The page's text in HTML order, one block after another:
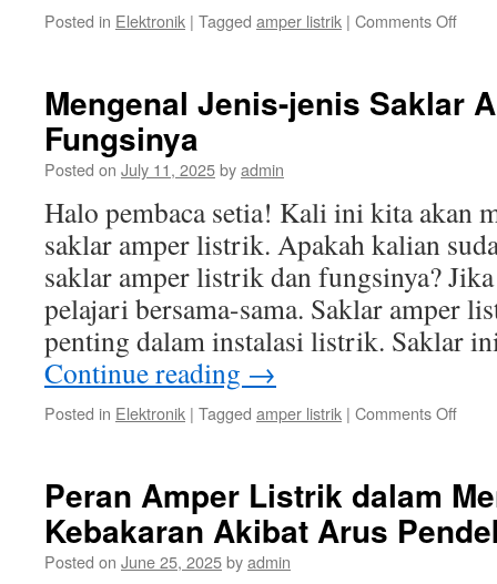
Posted in Elektronik | Tagged amper listrik | Comments Offon
Listrik
Mengenal Jenis-jenis Saklar
Fungsinya
Posted on July 11, 2025byadmin
Halo pembaca setia! Kali ini kita akan
saklar amper listrik. Apakah kalian
saklar amper listrik dan fungsinya?
pelajari bersama-sama. Saklar amper
penting dalam instalasi listrik. Saklar
Continue reading →
Posted in Elektronik | Tagged amper listrik | Comments Offon
Listrik
Peran Amper Listrik dalam
Kebakaran Akibat Arus
Posted on June 25, 2025byadmin